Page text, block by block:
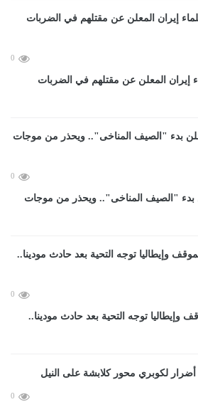
0
إيران المعلن عن مقتلهم في الضربات
0
بدء "الصيف المناخى".. ويحذر من موجات
0
وإيطاليا توجه التحية بعد حادث مودينا..
0